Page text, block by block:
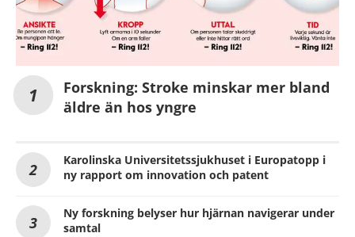
Forskning: Stroke minskar mer bland
äldre än hos yngre
Karolinska Universitetssjukhuset i Europatopp i
ny rapport om innovation och patent
Ny forskning belyser hur hjärnan navigerar under
samtal